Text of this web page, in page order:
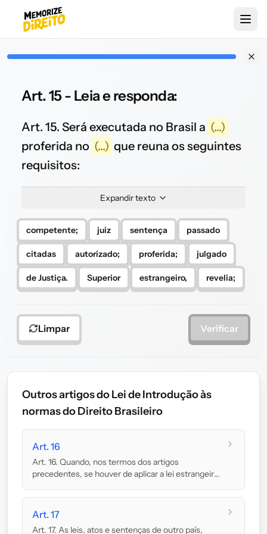
Art. 15 - Leia e responda:
Art. 15. Será executada no Brasil a (...)
proferida no (...) que reuna os seguintes
requisitos:
Expandir texto
competente; juiz sentença passado
citadas autorizado; proferida; julgado
de Justiça. Superior estrangeiro, revelia;
Limpar Verificar
Outros artigos do Lei de Introdução às
normas do Direito Brasileiro
Art. 16
Art. 16. Quando, nos termos dos artigos
precedentes, se houver de aplicar a lei estrangeira,
Art. 17
Art. 17. As leis, atos e sentenças de outro país,